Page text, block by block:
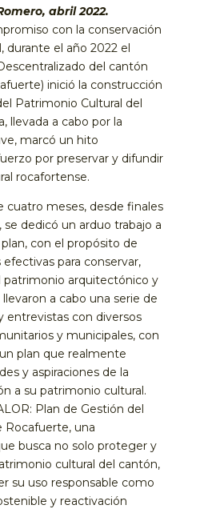
abril 2022.
con la conservación
durante el año 2022 el
del cantón
inició la construcción
Patrimonio Cultural del
llevada a cabo por la
marcó un hito
por preservar y difundir
rocafortense.
cuatro meses, desde finales
dedicó un arduo trabajo a
con el propósito de
para conservar,
arquitectónico y
a cabo una serie de
entrevistas con diversos
y municipales, con
plan que realmente
y aspiraciones de la
a su patrimonio cultural.
Plan de Gestión del
Rocafuerte, una
busca no solo proteger y
cultural del cantón,
su uso responsable como
y reactivación